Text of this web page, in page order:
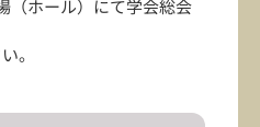
（ホール）にて学会総会
。